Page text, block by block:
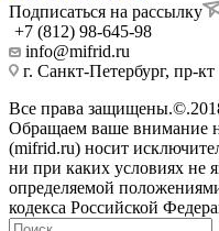
Подписаться на рассылку
+7 (812) 98-645-98
info@mifrid.ru
г. Санкт-Петербург, пр-
Все права
Обращаем ваше внимание
(mifrid.ru) носит
ни при каких условиях не
определяемой
кодекса Российской